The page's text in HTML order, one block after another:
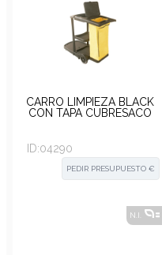
CARRO LIMPIEZA BLACK
CON TAPA CUBRESACO
ID:04290
PEDIR PRESUPUESTO €
N.I.